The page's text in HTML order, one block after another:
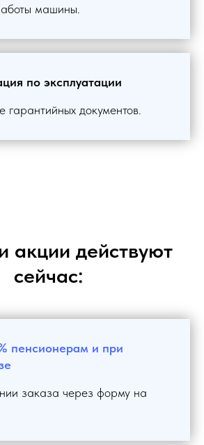
машины.
по эксплуатации
документов.
акции действуют
сейчас:
пенсионерам и при
заказа через форму на